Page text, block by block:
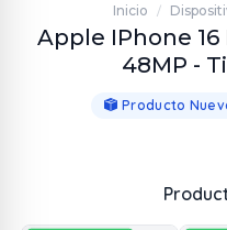
Inicio /
Apple IPhone 16
48MP -
Producto